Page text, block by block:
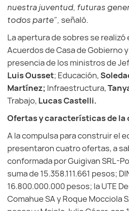
nuestra juventud, futuras
todos parte”, señaló.
La apertura de sobres se realizó
Acuerdos de Casa de Gobierno
presencia de los ministros de
Luis Ousset; Educación,
Martínez; Infraestructura,
Trabajo, Lucas Castelli.
Ofertas y características de la
A la compulsa para construir el
presentaron cuatro ofertas, a
conformada por Guigivan SRL-
suma de 15.358.111.661 pesos;
16.800.000.000 pesos; la UTE
Comahue SA y Roque Mocciola